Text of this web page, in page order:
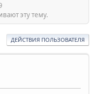
эту тему.
ДЕЙСТВИЯ ПОЛЬЗОВАТЕЛЯ